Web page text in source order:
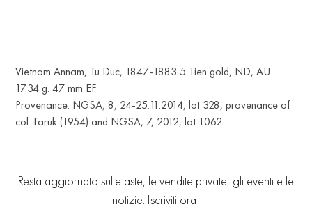
Vietnam Annam, Tu Duc, 1847-1883 5 Tien gold, ND, AU
17.34 g. 47 mm EF
Provenance: NGSA, 8, 24-25.11.2014, lot 328, provenance of
col. Faruk (1954) and NGSA, 7, 2012, lot 1062
Resta aggiornato sulle aste, le vendite private, gli eventi e le
notizie. Iscriviti ora!